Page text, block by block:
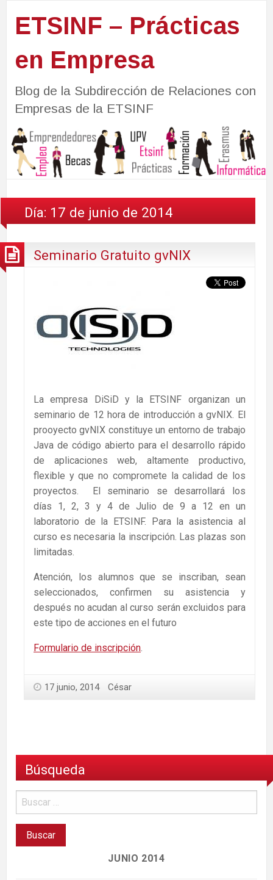
ETSINF – Prácticas
en Empresa
Blog de la Subdirección de Relaciones con
Empresas de la ETSINF
Día: 17 de junio de 2014
Seminario Gratuito gvNIX
La empresa DiSiD y la ETSINF organizan un
seminario de 12 hora de introducción a gvNIX. El
prooyecto gvNIX constituye un entorno de trabajo
Java de código abierto para el desarrollo rápido
de aplicaciones web, altamente productivo,
flexible y que no compromete la calidad de los
proyectos. El seminario se desarrollará los
días 1, 2, 3 y 4 de Julio de 9 a 12 en un
laboratorio de la ETSINF. Para la asistencia al
curso es necesaria la inscripción. Las plazas son
limitadas.
Atención, los alumnos que se inscriban, sean
seleccionados, confirmen su asistencia y
después no acudan al curso serán excluidos para
este tipo de acciones en el futuro
Formulario de inscripción.
17 junio, 2014 César
Búsqueda
JUNIO 2014